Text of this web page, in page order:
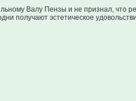
Валу Пензы и не признал, что
получают эстетическое